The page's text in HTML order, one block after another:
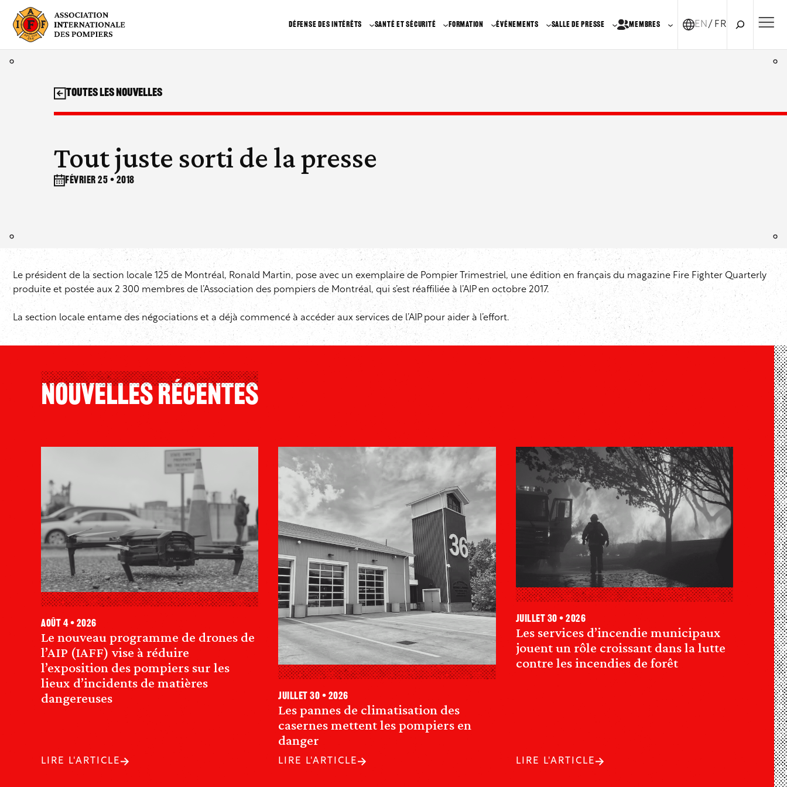
contenu
DÉFENSE DES INTÉRÊTS SANTÉ ET SÉCURITÉ FORMATION ÉVÉNEMENTS SALLE DE PRESSE MEMBRES EN FR-CA
Tout juste sorti de la presse
février 25 • 2018
Toutes les nouvelles
Le président de la section locale 125 de Montréal, Ronald Martin, pose avec un exemplaire de Pompier Trimestriel, une édition en français du magazine Fire Fighter Quarterly
produite et postée aux 2 300 membres de l’Association des pompiers de Montréal, qui s’est réaffiliée à l’AIP en octobre 2017.
La section locale entame des négociations et a déjà commencé à accéder aux services de l’AIP pour aider à l’effort.
Nouvelles Récentes
Le nouveau programme de drones de
l’AIP (IAFF) vise à réduire
l’exposition des pompiers sur les
lieux d’incidents de matières
dangereuses
août 4 • 2026
LIRE L'ARTICLE
Les pannes de climatisation des
casernes mettent les pompiers en
danger
juillet 30 • 2026
LIRE L'ARTICLE
Les services d’incendie municipaux
jouent un rôle croissant dans la lutte
contre les incendies de forêt
juillet 30 • 2026
LIRE L'ARTICLE